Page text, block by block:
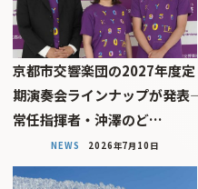
京都市交響楽団の2027年度定
期演奏会ラインナップが発表――
常任指揮者・沖澤のど…
NEWS 2026年7月10日